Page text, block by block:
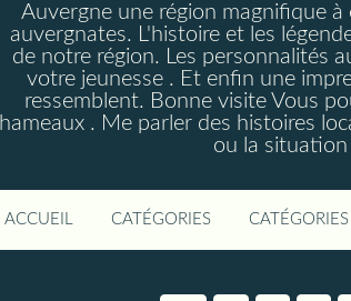
Auvergne une région magnifique
auvergnates. L'histoire et les
de notre région. Les personnalités
votre jeunesse . Et enfin une
ressemblent. Bonne visite Vous
hameaux . Me parler des histoires
ou la situation
ACCUEIL CATÉGORIES